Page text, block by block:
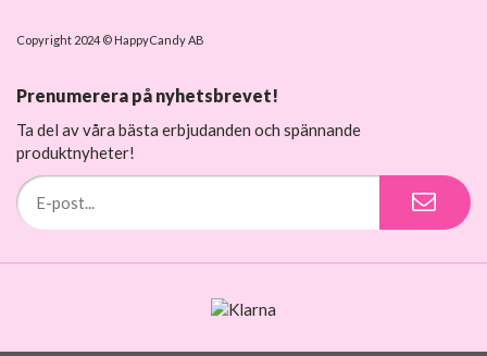
Copyright 2024 © HappyCandy AB
Prenumerera på nyhetsbrevet!
Ta del av våra bästa erbjudanden och spännande
produktnyheter!